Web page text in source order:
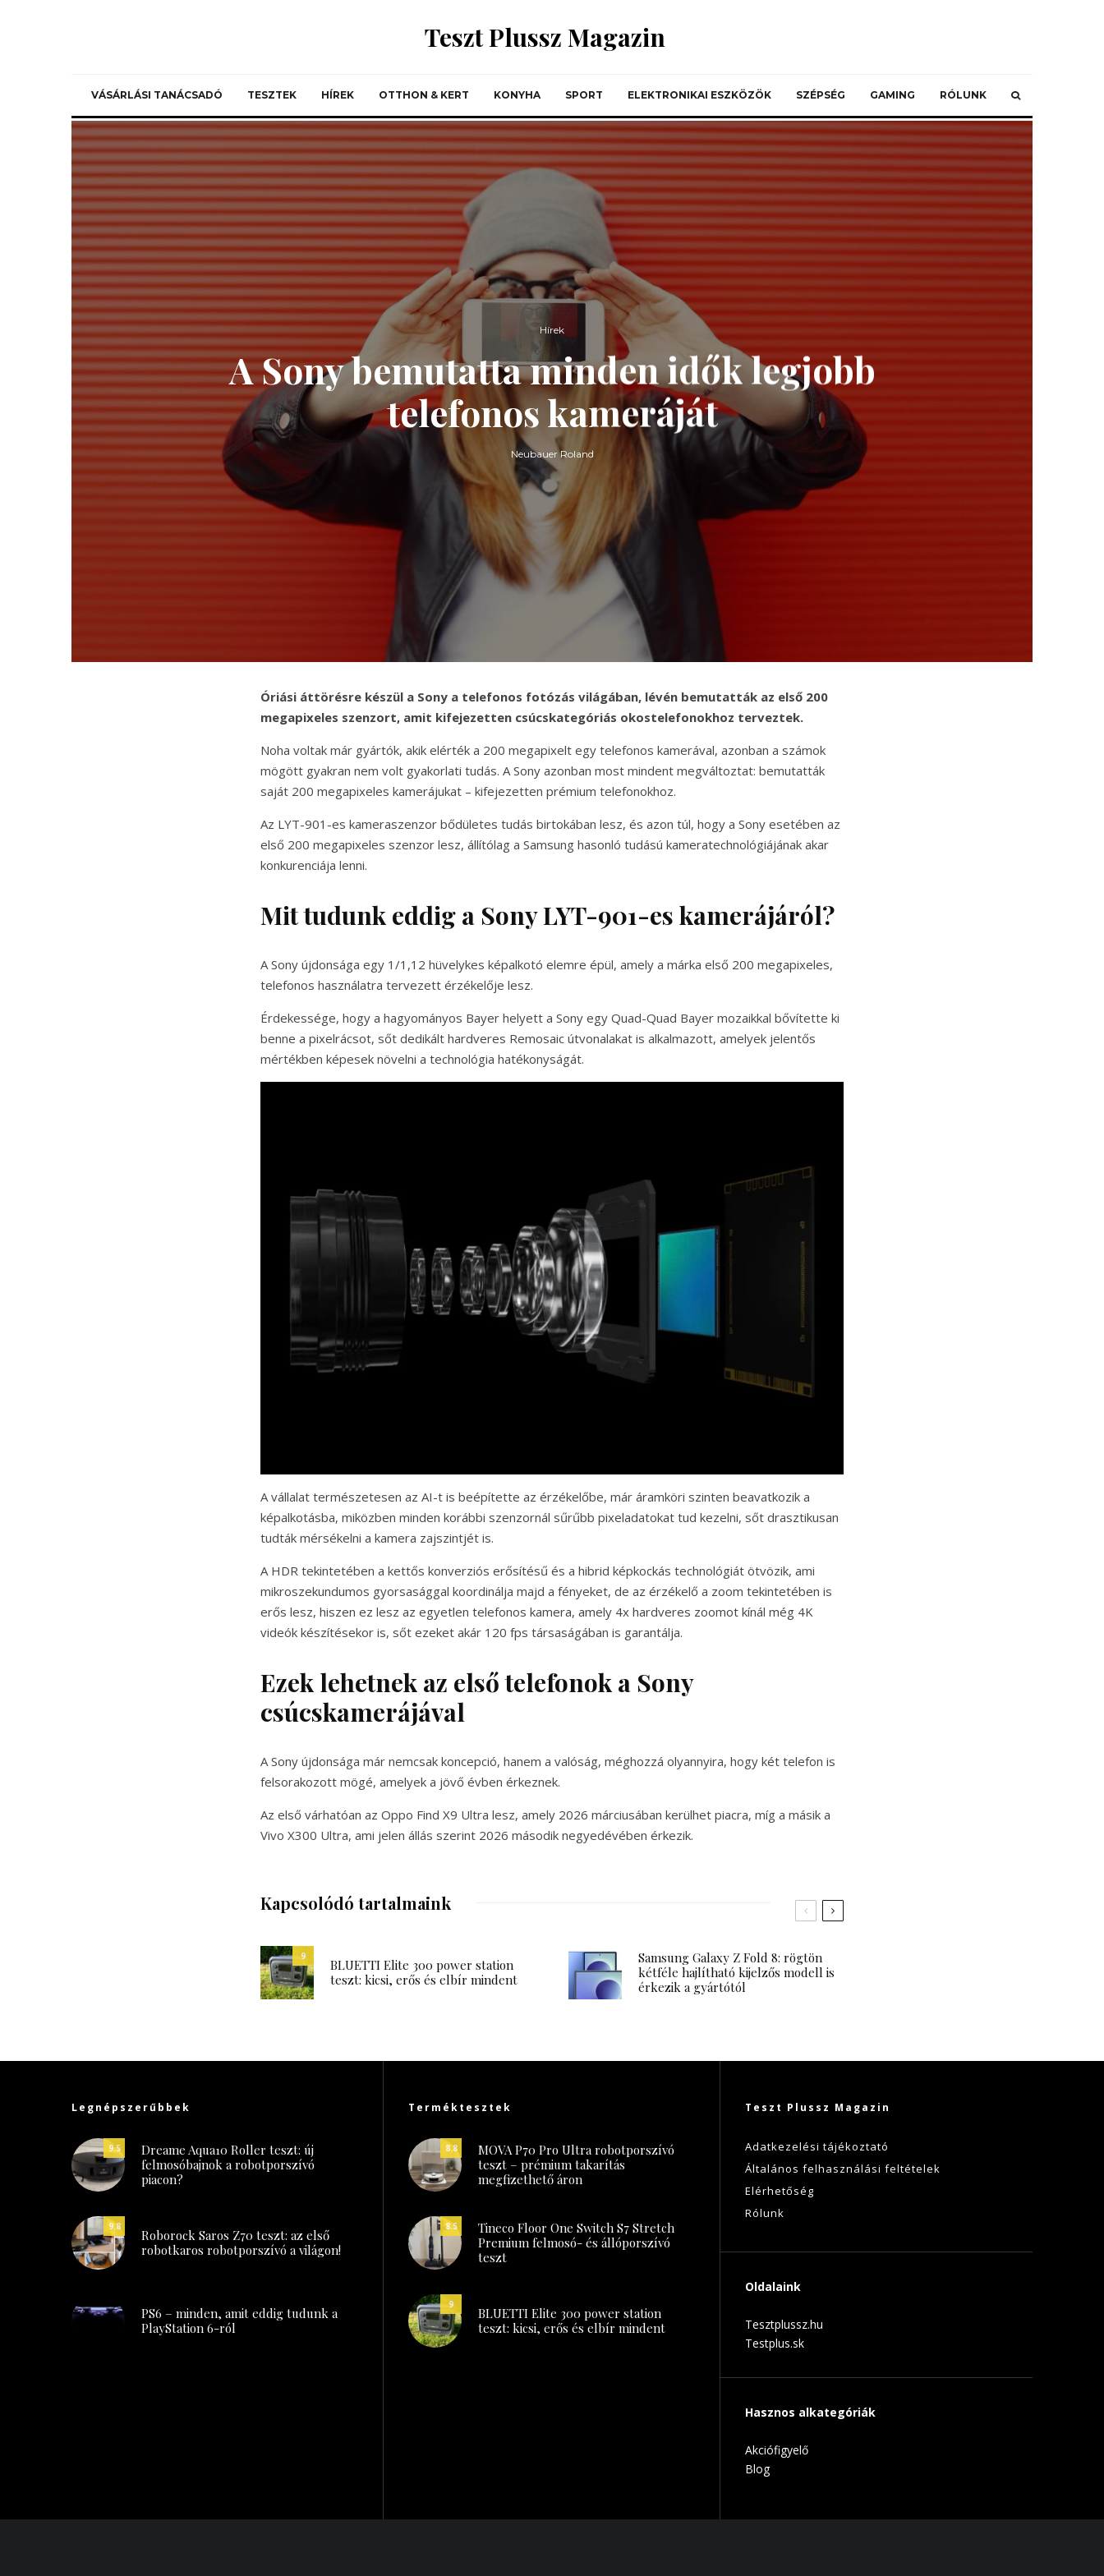
Teszt Plussz Magazin
VÁSÁRLÁSI TANÁCSADÓ TESZTEK HÍREK OTTHON & KERT KONYHA SPORT ELEKTRONIKAI ESZKÖZÖK SZÉPSÉG GAMING RÓLUNK
Hírek
A Sony bemutatta minden idők legjobb
telefonos kameráját
Neubauer Roland
Óriási áttörésre készül a Sony a telefonos fotózás világában, lévén bemutatták az első 200
megapixeles szenzort, amit kifejezetten csúcskategóriás okostelefonokhoz terveztek.
Noha voltak már gyártók, akik elérték a 200 megapixelt egy telefonos kamerával, azonban a számok
mögött gyakran nem volt gyakorlati tudás. A Sony azonban most mindent megváltoztat: bemutatták
saját 200 megapixeles kamerájukat – kifejezetten prémium telefonokhoz.
Az LYT-901-es kameraszenzor bődületes tudás birtokában lesz, és azon túl, hogy a Sony esetében az
első 200 megapixeles szenzor lesz, állítólag a Samsung hasonló tudású kameratechnológiájának akar
konkurenciája lenni.
Mit tudunk eddig a Sony LYT-901-es kamerájáról?
A Sony újdonsága egy 1/1,12 hüvelykes képalkotó elemre épül, amely a márka első 200 megapixeles,
telefonos használatra tervezett érzékelője lesz.
Érdekessége, hogy a hagyományos Bayer helyett a Sony egy Quad-Quad Bayer mozaikkal bővítette ki
benne a pixelrácsot, sőt dedikált hardveres Remosaic útvonalakat is alkalmazott, amelyek jelentős
mértékben képesek növelni a technológia hatékonyságát.
A vállalat természetesen az AI-t is beépítette az érzékelőbe, már áramköri szinten beavatkozik a
képalkotásba, miközben minden korábbi szenzornál sűrűbb pixeladatokat tud kezelni, sőt drasztikusan
tudták mérsékelni a kamera zajszintjét is.
A HDR tekintetében a kettős konverziós erősítésű és a hibrid képkockás technológiát ötvözik, ami
mikroszekundumos gyorsasággal koordinálja majd a fényeket, de az érzékelő a zoom tekintetében is
erős lesz, hiszen ez lesz az egyetlen telefonos kamera, amely 4x hardveres zoomot kínál még 4K
videók készítésekor is, sőt ezeket akár 120 fps társaságában is garantálja.
Ezek lehetnek az első telefonok a Sony
csúcskamerájával
A Sony újdonsága már nemcsak koncepció, hanem a valóság, méghozzá olyannyira, hogy két telefon is
felsorakozott mögé, amelyek a jövő évben érkeznek.
Az első várhatóan az Oppo Find X9 Ultra lesz, amely 2026 márciusában kerülhet piacra, míg a másik a
Vivo X300 Ultra, ami jelen állás szerint 2026 második negyedévében érkezik.
Kapcsolódó tartalmaink
9
BLUETTI Elite 300 power station
teszt: kicsi, erős és elbír mindent
Samsung Galaxy Z Fold 8: rögtön
kétféle hajlítható kijelzős modell is
érkezik a gyártótól
Legnépszerűbbek
9.5
Dreame Aqua10 Roller teszt: új
felmosóbajnok a robotporszívó
piacon?
9.8
Roborock Saros Z70 teszt: az első
robotkaros robotporszívó a világon!
PS6 – minden, amit eddig tudunk a
PlayStation 6-ról
Terméktesztek
8.8
MOVA P70 Pro Ultra robotporszívó
teszt – prémium takarítás
megfizethető áron
8.5
Tineco Floor One Switch S7 Stretch
Premium felmosó- és állóporszívó
teszt
9
BLUETTI Elite 300 power station
teszt: kicsi, erős és elbír mindent
Teszt Plussz Magazin
Adatkezelési tájékoztató
Általános felhasználási feltételek
Elérhetőség
Rólunk
Oldalaink
Tesztplussz.hu
Testplus.sk
Hasznos alkategóriák
Akciófigyelő
Blog